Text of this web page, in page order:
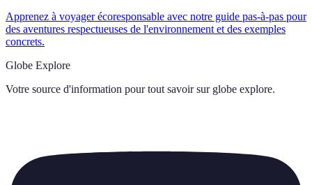
Apprenez à voyager écoresponsable avec notre guide pas-à-pas pour
des aventures respectueuses de l'environnement et des exemples
concrets.
Globe Explore
Votre source d'information pour tout savoir sur globe explore.